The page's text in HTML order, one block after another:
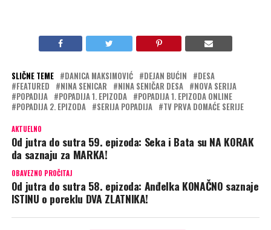
SLIČNE TEME DANICA MAKSIMOVIĆ DEJAN BUĆIN
DESA
FEATURED
NINA SENICAR NINA SENIČAR DESA
NOVA SERIJA
POPADIJA
POPADIJA 1. EPIZODA
POPADIJA 1. EPIZODA ONLINE
POPADIJA 2. EPIZODA
SERIJA POPADIJA TV PRVA DOMAĆE SERIJE
AKTUELNO
Od jutra do sutra 59. epizoda: Seka i Bata su NA KORAK
da saznaju za MARKA!
OBAVEZNO PROČITAJ
Od jutra do sutra 58. epizoda: Anđelka KONAČNO saznaje
ISTINU o poreklu DVA ZLATNIKA!